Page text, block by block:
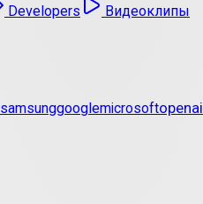
Developers
Видеоклипы
samsunggooglemicrosoftopenai